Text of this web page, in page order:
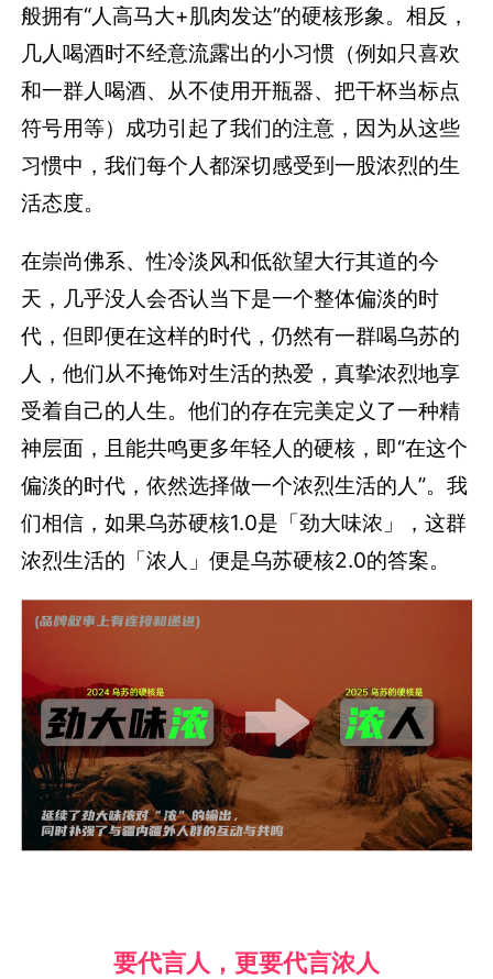
般拥有“人高马大+肌肉发达”的硬核形象。相反，
几人喝酒时不经意流露出的小习惯（例如只喜欢
和一群人喝酒、从不使用开瓶器、把干杯当标点
符号用等）成功引起了我们的注意，因为从这些
习惯中，我们每个人都深切感受到一股浓烈的生
活态度。
在崇尚佛系、性冷淡风和低欲望大行其道的今
天，几乎没人会否认当下是一个整体偏淡的时
代，但即便在这样的时代，仍然有一群喝乌苏的
人，他们从不掩饰对生活的热爱，真挚浓烈地享
受着自己的人生。他们的存在完美定义了一种精
神层面，且能共鸣更多年轻人的硬核，即“在这个
偏淡的时代，依然选择做一个浓烈生活的人”。我
们相信，如果乌苏硬核1.0是「劲大味浓」，这群
浓烈生活的「浓人」便是乌苏硬核2.0的答案。
要代言人，更要代言浓人